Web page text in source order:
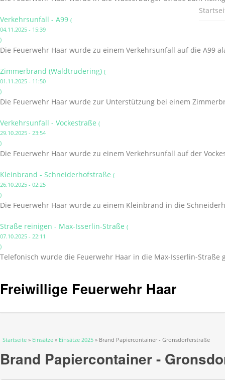
Verkehrsunfall - A99 (
04.11.2025 - 15:39
)
Die Feuerwehr Haar wurde zu einem Verkehrsunfall auf die A99
Zimmerbrand (Waldtrudering) (
01.11.2025 - 11:50
)
Die Feuerwehr Haar wurde zur Unterstützung bei einem
Verkehrsunfall - Vockestraße (
29.10.2025 - 23:54
)
Die Feuerwehr Haar wurde zu einem Verkehrsunfall auf der
Kleinbrand - Schneiderhofstraße (
26.10.2025 - 02:25
)
Die Feuerwehr Haar wurde zu einem Kleinbrand in die
Straße reinigen - Max-Isserlin-Straße (
07.10.2025 - 22:11
)
Telefonisch wurde die Feuerwehr Haar in die Max-Isserlin-Straße
Freiwillige Feuerwehr Haar
Sie sind hier
Startseite » Einsätze » Einsätze 2025 » Brand Papiercontainer - Gronsdorferstraße
Brand Papiercontainer -